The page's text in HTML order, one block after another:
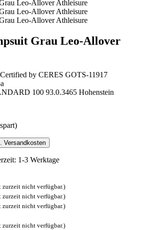
Grau Leo-Allover
Versandkosten
1-3 Werktage
zurzeit nicht verfügbar.)
zurzeit nicht verfügbar.)
zurzeit nicht verfügbar.)
zurzeit nicht verfügbar.)